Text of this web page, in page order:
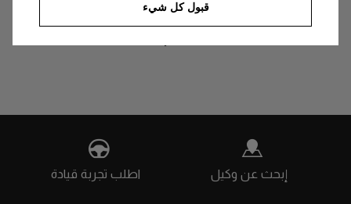
إبحث عن وكيل اطلب تجربة قيادة
قبول كل شيء